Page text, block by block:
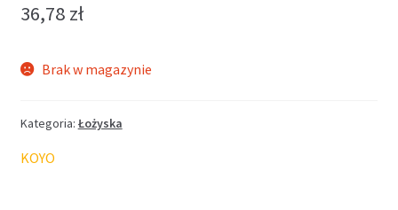
36,78 zł
Brak w magazynie
Kategoria: Łożyska
KOYO